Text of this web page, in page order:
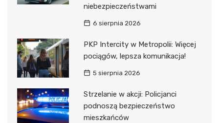
niebezpieczeństwami
6 sierpnia 2026
PKP Intercity w Metropolii: Więcej
pociągów, lepsza komunikacja!
5 sierpnia 2026
Strzelanie w akcji: Policjanci
podnoszą bezpieczeństwo
mieszkańców